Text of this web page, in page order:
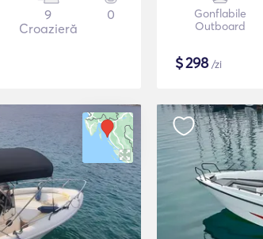
9
Croazieră
0
Gonflabile
Outboard
$298/zi